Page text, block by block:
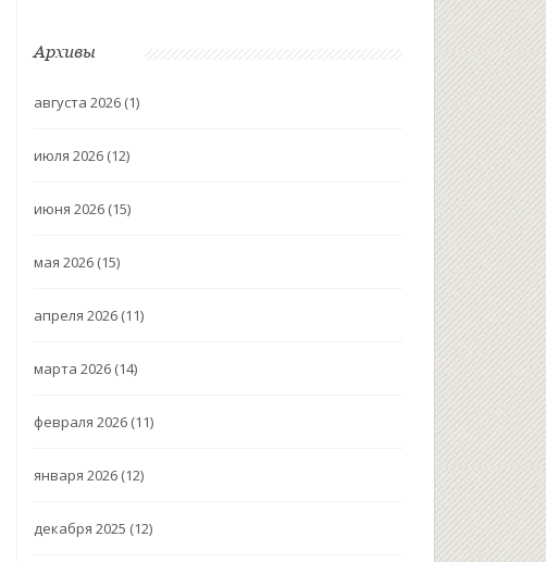
Архивы
августа 2026 (1)
июля 2026 (12)
июня 2026 (15)
мая 2026 (15)
апреля 2026 (11)
марта 2026 (14)
февраля 2026 (11)
января 2026 (12)
декабря 2025 (12)